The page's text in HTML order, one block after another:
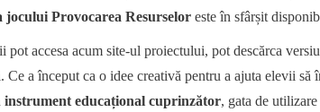
jocului Provocarea Resurselor este în sfârșit
pot accesa acum site-ul proiectului, pot descărca
a început ca o idee creativă pentru a ajuta elevii să
instrument educațional cuprinzător, gata de